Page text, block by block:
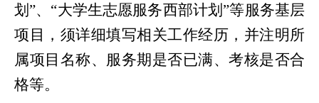
划”、“大学生志愿服务西部计划”等服务基层
项目，须详细填写相关工作经历，并注明所
属项目名称、服务期是否已满、考核是否合
格等。